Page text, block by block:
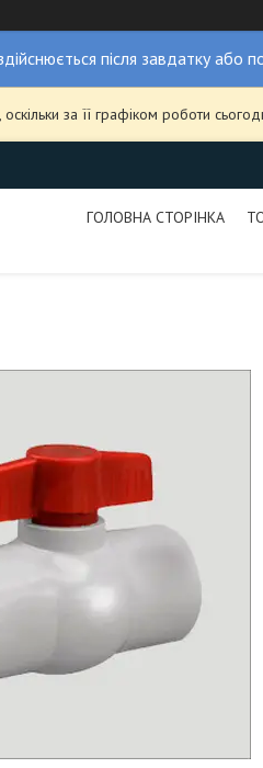
після завдатку або
за її графіком роботи
ГОЛОВНА СТОРІНКА